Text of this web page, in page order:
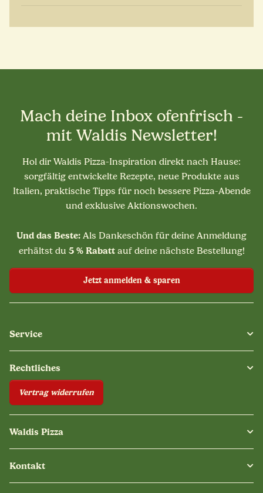
Mach deine Inbox ofenfrisch -
mit Waldis Newsletter!
Hol dir Waldis Pizza-Inspiration direkt nach Hause:
sorgfältig entwickelte Rezepte, neue Produkte aus
Italien, praktische Tipps für noch bessere Pizza-Abende
und exklusive Aktionswochen.
Und das Beste: Als Dankeschön für deine Anmeldung
erhältst du 5 % Rabattauf deine nächste Bestellung!
Jetzt anmelden & sparen
Service
Rechtliches
Vertrag widerrufen
Waldis Pizza
Kontakt